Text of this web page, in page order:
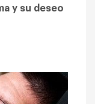
y su deseo